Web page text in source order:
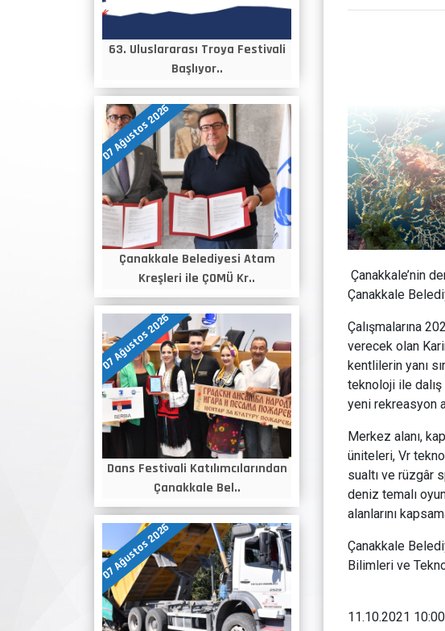
63. Uluslararası Troya Festivali
Başlıyor..
07 Ağustos 2026
Çanakkale Belediyesi Atam
Kreşleri ile ÇOMÜ Kr..
07 Ağustos 2026
Dans Festivali Katılımcılarından
Çanakkale Bel..
07 Ağustos 2026
Çanakkale’nin
Çanakkale
Çalışmalarına
verecek olan
kentlilerin yanı
teknoloji ile dalış
yeni rekreasyon
Merkez alanı,
üniteleri, Vr
sualtı ve rüzgâr
deniz temalı
alanlarını
Çanakkale
Bilimleri ve
11.10.2021 10:00